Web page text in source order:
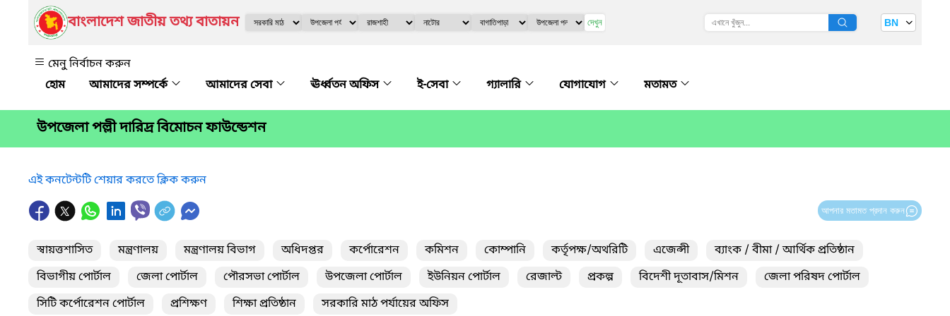
বাংলাদেশ জাতীয় তথ্য বাতায়ন দেখুন BN
মেনু নির্বাচন করুন
আমাদের সম্পর্কে
আমাদের সেবা ঊর্ধ্বতন অফিস ই-সেবা গ্যালারি যোগাযোগ মতামত
উপজেলা পল্লী দারিদ্র বিমোচন ফাউন্ডেশন
এই কনটেন্টটি শেয়ার করতে ক্লিক করুন
আপনার মতামত প্রদান করুন
স্বায়ত্তশাসিত মন্ত্রণালয় মন্ত্রণালয় বিভাগ অধিদপ্তর কর্পোরেশন কমিশন কোম্পানি কর্তৃপক্ষ/অথরিটি এজেন্সী
ব্যাংক / বীমা / আর্থিক প্রতিষ্ঠান
বিভাগীয় পোর্টাল
জেলা পোর্টাল পৌরসভা পোর্টাল উপজেলা পোর্টাল ইউনিয়ন পোর্টাল রেজাল্ট প্রকল্প বিদেশী দূতাবাস/মিশন
জেলা পরিষদ পোর্টাল
সিটি কর্পোরেশন পোর্টাল
প্রশিক্ষণ শিক্ষা প্রতিষ্ঠান সরকারি মাঠ পর্যায়ের অফিস